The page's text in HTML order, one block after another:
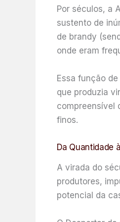
Por séculos, a
sustento de
de brandy
onde eram
Essa função
que produzia
compreensível
finos.
Da Quantidade
A virada do
produtores,
potencial da